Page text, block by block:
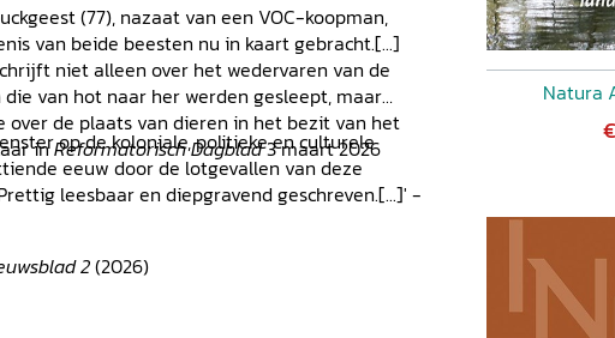
89
93
van Parkie 95
(77), nazaat van een VOC-koopman,
van beide beesten nu in kaart gebracht.[...]
niet alleen over het wedervaren van de
van hot naar her werden gesleept, maar
de plaats van dieren in het bezit van het
inReformatorisch Dagblad3 maart 2026
op de koloniale, politieke en culturele
eeuw door de lotgevallen van deze
leesbaar en diepgravend geschreven.[...]' -
2(2026)
Natura